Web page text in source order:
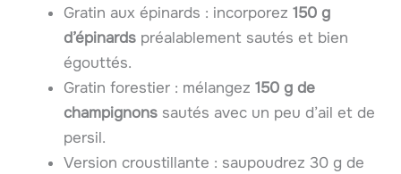
Gratin aux épinards : incorporez 150 g
d’épinards préalablement sautés et bien
égouttés.
Gratin forestier : mélangez 150 g de
champignons sautés avec un peu d’ail et de
persil.
Version croustillante : saupoudrez 30 g de